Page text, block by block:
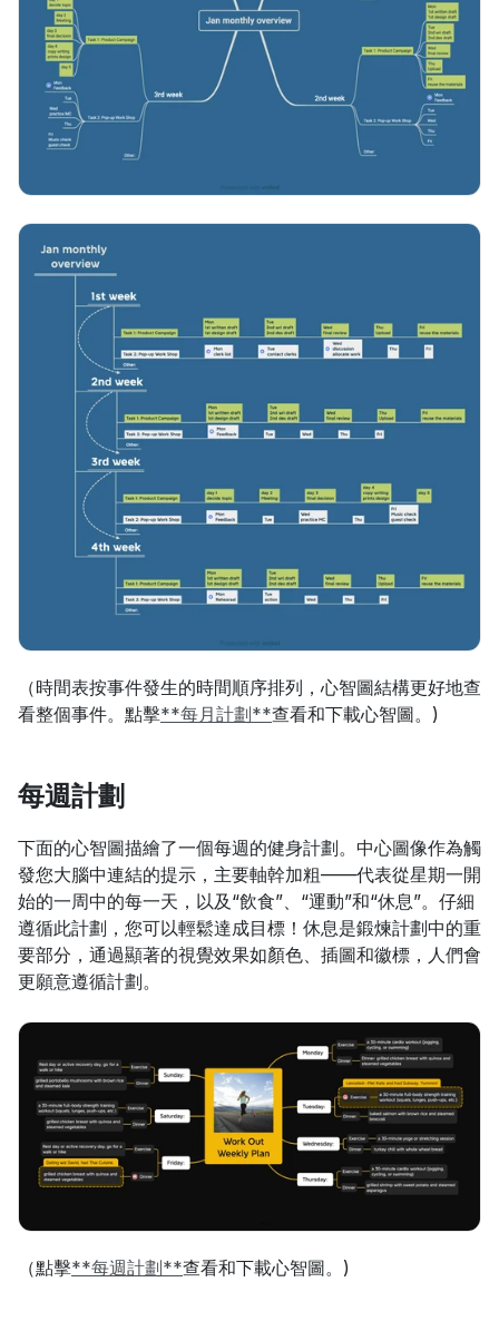
（時間表按事件發生的時間順序排列，心智圖結構更好地查
看整個事件。點擊**每月計劃**查看和下載心智圖。)
每週計劃
下面的心智圖描繪了一個每週的健身計劃。中心圖像作為觸
發您大腦中連結的提示，主要軸幹加粗——代表從星期一開
始的一周中的每一天，以及“飲食”、“運動”和“休息”。仔細
遵循此計劃，您可以輕鬆達成目標！休息是鍛煉計劃中的重
要部分，通過顯著的視覺效果如顏色、插圖和徽標，人們會
更願意遵循計劃。
（點擊**每週計劃**查看和下載心智圖。)